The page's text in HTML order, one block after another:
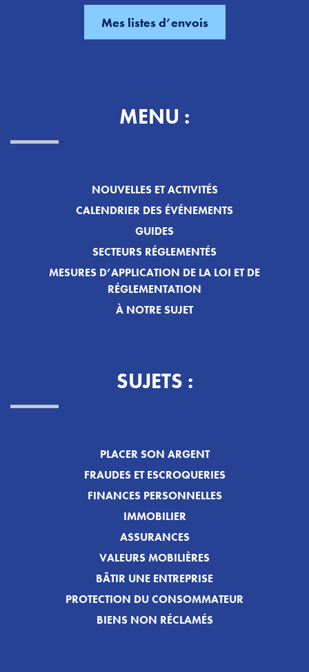
MENU :
NOUVELLES ET ACTIVITÉS
CALENDRIER DES ÉVÉNEMENTS
GUIDES
SECTEURS RÉGLEMENTÉS
MESURES D’APPLICATION DE LA LOI ET DE
RÉGLEMENTATION
À NOTRE SUJET
SUJETS :
PLACER SON ARGENT
FRAUDES ET ESCROQUERIES
FINANCES PERSONNELLES
IMMOBILIER
ASSURANCES
VALEURS MOBILIÈRES
BÂTIR UNE ENTREPRISE
PROTECTION DU CONSOMMATEUR
BIENS NON RÉCLAMÉS